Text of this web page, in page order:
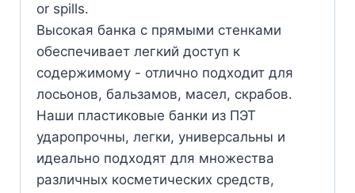
or spills.
Высокая банка с прямыми стенками
обеспечивает легкий доступ к
содержимому - отлично подходит для
лосьонов, бальзамов, масел, скрабов.
Наши пластиковые банки из ПЭТ
ударопрочны, легки, универсальны и
идеально подходят для множества
различных косметических средств,